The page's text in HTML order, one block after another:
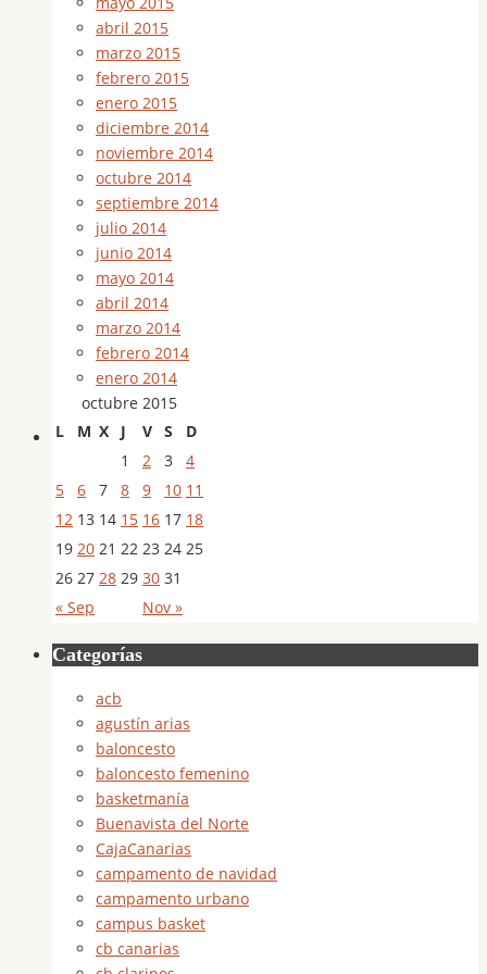
abril 2015
marzo 2015
febrero 2015
enero 2015
diciembre 2014
noviembre 2014
octubre 2014
septiembre 2014
julio 2014
junio 2014
mayo 2014
abril 2014
marzo 2014
febrero 2014
enero 2014
octubre 2015
L
M X J V S D
« Sep Nov »
1 2 3
4
5
6 7 8 9 10 11
12 13 14 15 16 17 18
19 20 21 22 23 24 25
26 27 28 29 30 31
Categorías
acb
agustín arias
baloncesto
baloncesto femenino
basketmanía
Buenavista del Norte
CajaCanarias
campamento de navidad
campamento urbano
campus basket
cb canarias